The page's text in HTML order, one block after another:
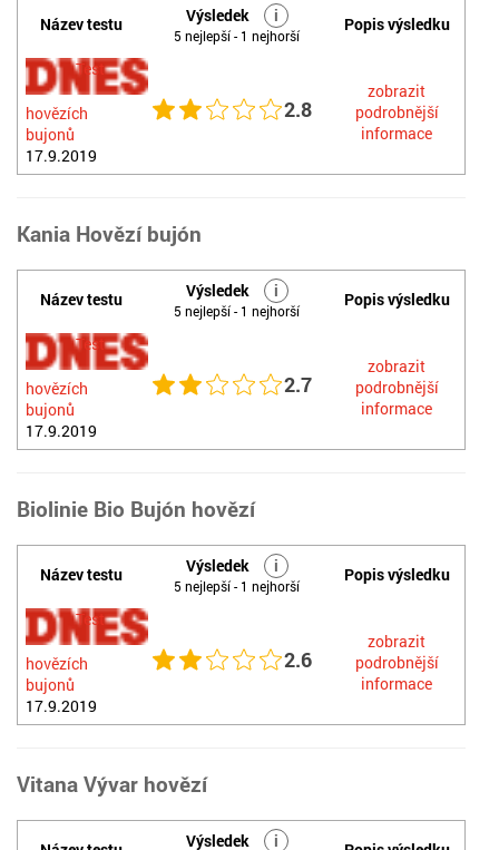
Název testu Výsledek i
5 nejlepší - 1 nejhorší
Popis výsledku
Test
hovězích
bujonů
17.9.2019
2.8
zobrazit
podrobnější
informace
Kania Hovězí bujón
Název testu Výsledek i
5 nejlepší - 1 nejhorší
Popis výsledku
Test
hovězích
bujonů
17.9.2019
2.7
zobrazit
podrobnější
informace
Biolinie Bio Bujón hovězí
Název testu Výsledek i
5 nejlepší - 1 nejhorší
Popis výsledku
Test
hovězích
bujonů
17.9.2019
2.6
zobrazit
podrobnější
informace
Vitana Vývar hovězí
Výsledek i